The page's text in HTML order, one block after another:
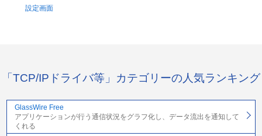
設定画面
「TCP/IPドライバ等」カテゴリーの人気ランキング
GlassWire Free
アプリケーションが行う通信状況をグラフ化し、データ流出を通知して
くれる